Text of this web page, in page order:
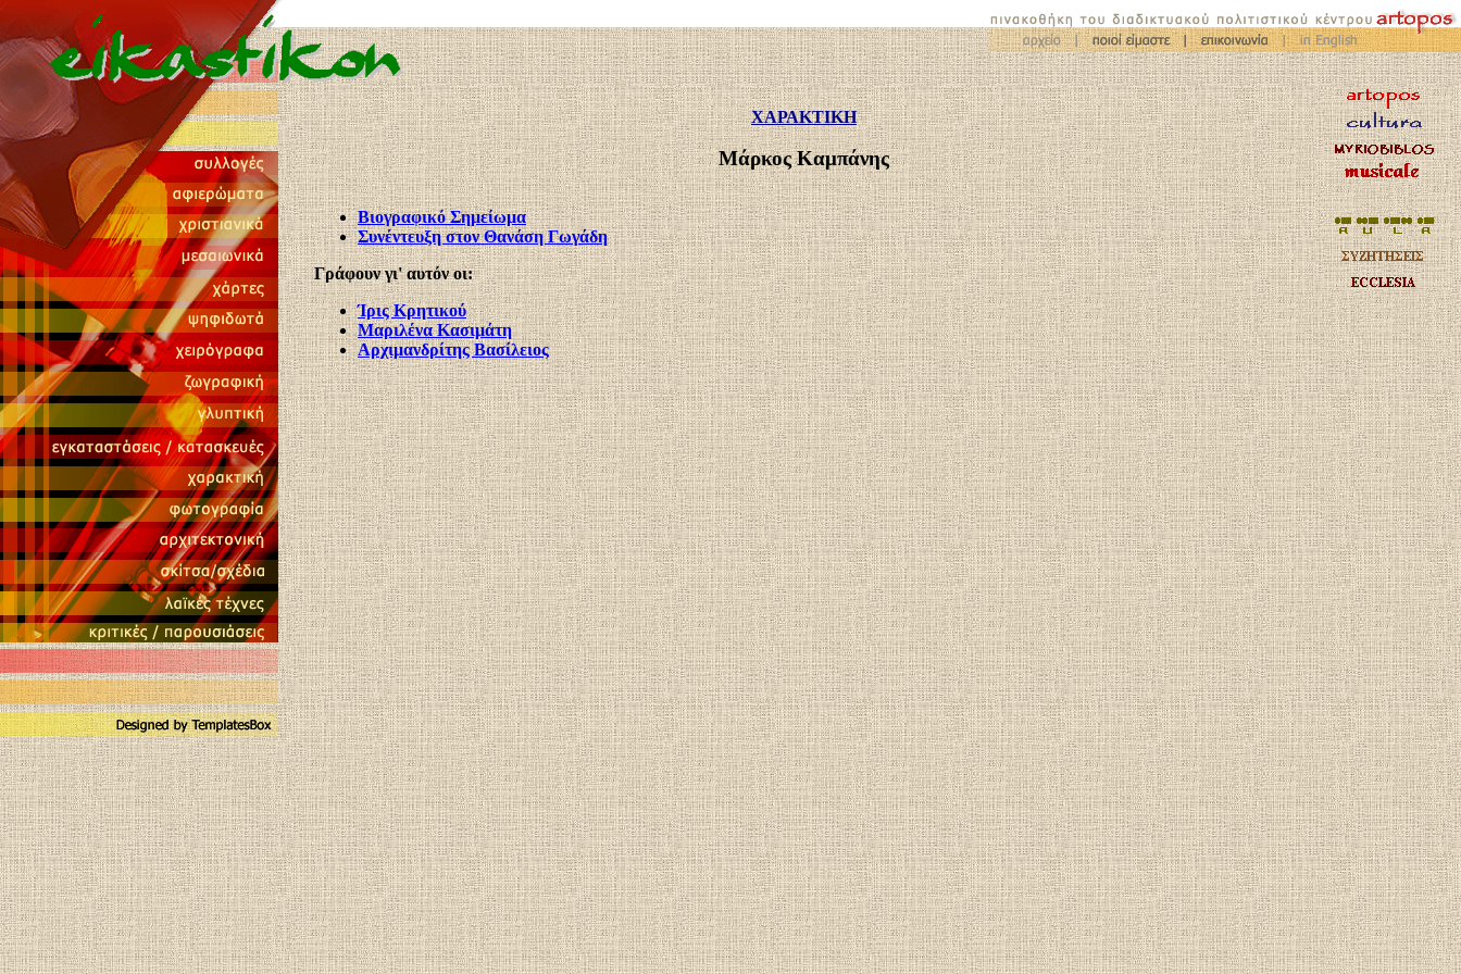
ΧΑΡΑΚΤΙΚΗ
Μάρκος Καμπάνης
Βιογραφικό Σημείωμα
Συνέντευξη στον Θανάση Γωγάδη
Γράφουν γι' αυτόν οι:
Ίρις Κρητικού
Μαριλένα Κασιμάτη
Αρχιμανδρίτης Βασίλειος